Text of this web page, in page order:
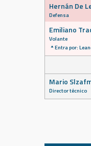
Hernán De
Defensa
Emiliano
Volante
Entra por:
Mario
Director técnico